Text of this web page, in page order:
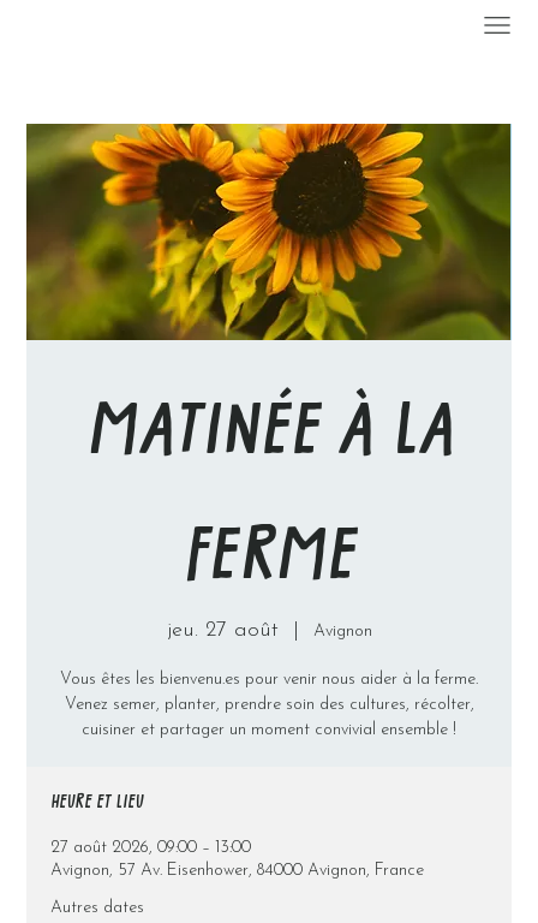
MATINÉE À LA
FERME
jeu. 27 août Avignon
Vous êtes les bienvenu.es pour venir nous aider à la ferme.
Venez semer, planter, prendre soin des cultures, récolter,
cuisiner et partager un moment convivial ensemble !
HEURE ET LIEU
27 août 2026, 09:00 – 13:00
Avignon, 57 Av. Eisenhower, 84000 Avignon, France
Autres dates